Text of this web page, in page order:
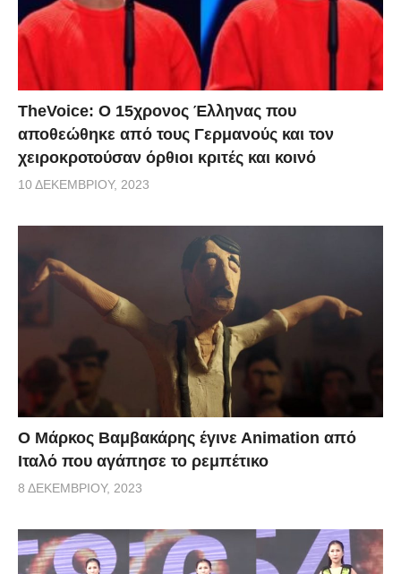
TheVoice: Ο 15χρονος Έλληνας που
αποθεώθηκε από τους Γερμανούς και τον
χειροκροτούσαν όρθιοι κριτές και κοινό
10 ΔΕΚΕΜΒΡΊΟΥ, 2023
Ο Μάρκος Βαμβακάρης έγινε Αnimation από
Ιταλό που αγάπησε το ρεμπέτικο
8 ΔΕΚΕΜΒΡΊΟΥ, 2023